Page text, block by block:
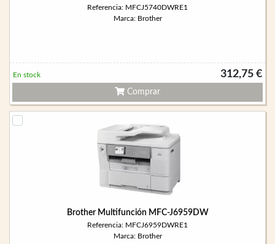
Referencia: MFCJ5740DWRE1
Marca: Brother
312,75 €
En stock
Comprar
Brother Multifunción MFC-J6959DW
Referencia: MFCJ6959DWRE1
Marca: Brother